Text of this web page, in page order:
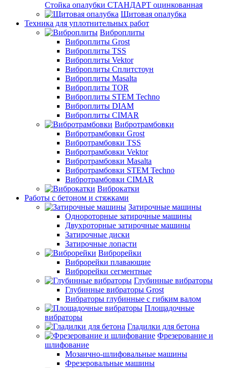
Стойка опалубки СТАНДАРТ оцинкованная
Щитовая опалубка
Техника для уплотнительных работ
Виброплиты
Виброплиты Grost
Виброплиты TSS
Виброплиты Vektor
Виброплиты Сплитстоун
Виброплиты Masalta
Виброплиты TOR
Виброплиты STEM Techno
Виброплиты DIAM
Виброплиты CIMAR
Вибротрамбовки
Вибротрамбовки Grost
Вибротрамбовки TSS
Вибротрамбовки Vektor
Вибротрамбовки Masalta
Вибротрамбовки STEM Techno
Вибротрамбовки CIMAR
Виброкатки
Работы с бетоном и стяжками
Затирочные машины
Однороторные затирочные машины
Двухроторные затирочные машины
Затирочные диски
Затирочные лопасти
Виброрейки
Виброрейки плавающие
Виброрейки сегментные
Глубинные вибраторы
Глубинные вибраторы Grost
Вибраторы глубинные с гибким валом
Площадочные
вибраторы
Гладилки для бетона
Фрезерование и
шлифование
Мозаично-шлифовальные машины
Фрезеровальные машины